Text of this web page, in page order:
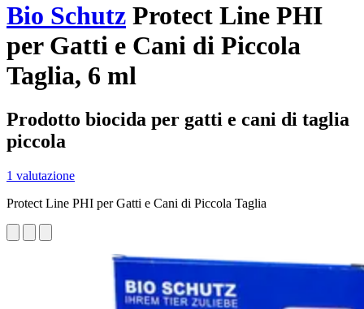
Bio Schutz Protect Line PHI
per Gatti e Cani di Piccola
Taglia, 6 ml
Prodotto biocida per gatti e cani di taglia
piccola
1 valutazione
Protect Line PHI per Gatti e Cani di Piccola Taglia